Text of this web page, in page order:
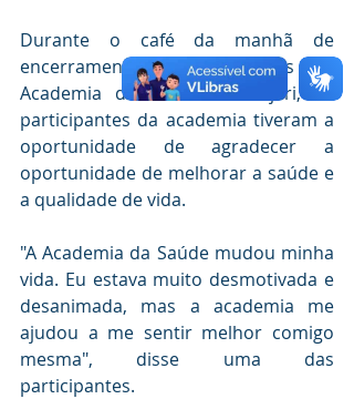
Durante o café da manhã de
encerramento das atividades da
Academia da Saúde de Bujari, os
participantes da academia tiveram a
oportunidade de agradecer a
oportunidade de melhorar a saúde e
a qualidade de vida.
"A Academia da Saúde mudou minha
vida. Eu estava muito desmotivada e
desanimada, mas a academia me
ajudou a me sentir melhor comigo
mesma", disse uma das
participantes.